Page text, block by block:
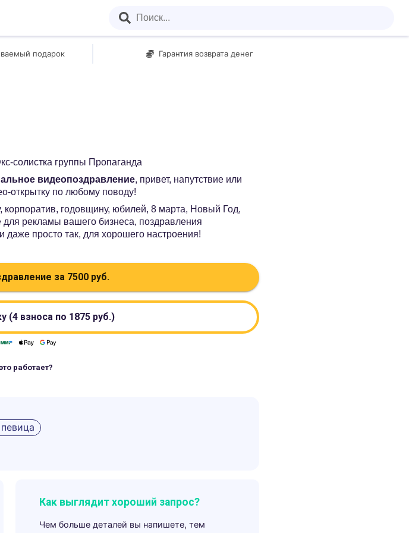
подарок Гарантия возврата денег
солистка группы Пропаганда
видеопоздравление, привет, напутствие или
открытку по любому поводу!
корпоратив, годовщину, юбилей, 8 марта, Новый Год,
для рекламы вашего бизнеса, поздравления
даже просто так, для хорошего настроения!
за 7500 руб.
(4 взноса по 1875руб.)
работает?
певица
Как выглядит хороший запрос?
Чем больше деталей вы напишете, тем